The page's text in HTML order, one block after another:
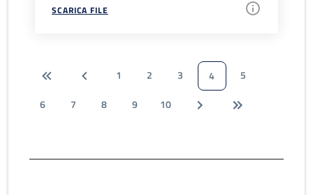
SCARICA FILE
1 2 3 4
5
6
7 8 9 10